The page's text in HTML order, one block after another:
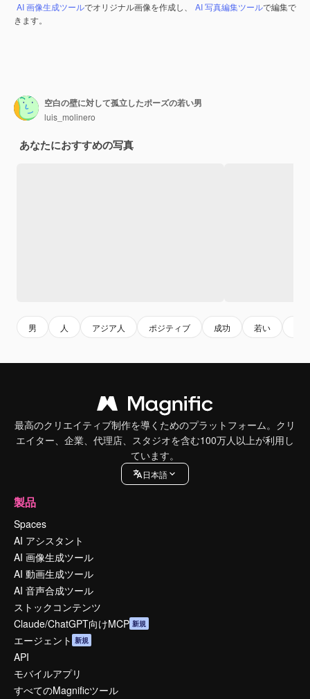
AI 画像生成ツールでオリジナル画像を作成し、 AI 写真編集ツールで編集で
きます。
空白の壁に対して孤立したポーズの若い男
luis_molinero
あなたにおすすめの写真
男 人 アジア人 ポジティブ 成功 若い
最高のクリエイティブ制作を導くためのプラットフォーム。クリ
エイター、企業、代理店、スタジオを含む100万人以上が利用し
ています。
日本語
製品
Spaces
AI アシスタント
AI 画像生成ツール
AI 動画生成ツール
AI 音声合成ツール
ストックコンテンツ
Claude/ChatGPT向けMCP 新規
エージェント 新規
API
モバイルアプリ
すべてのMagnificツール